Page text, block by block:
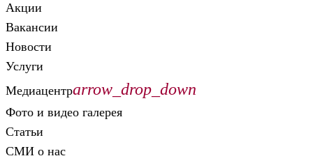
Акции
Вакансии
Новости
Услуги
Медиацентрarrow_drop_down
Фото и видео галерея
Статьи
СМИ о нас